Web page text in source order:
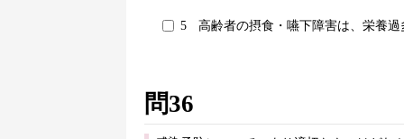
5 高齢者の摂食・嚥下障害は、栄養
問36